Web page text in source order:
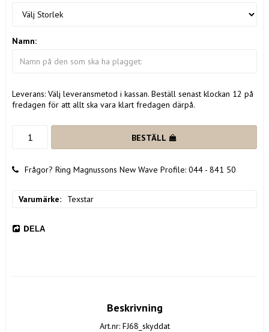
Namn:
Leverans: Välj leveransmetod i kassan. Beställ senast klockan 12 på
fredagen för att allt ska vara klart fredagen därpå.
BESTÄLL
Frågor? Ring Magnussons New Wave Profile: 044 - 841 50
Varumärke Texstar
DELA
Beskrivning
Art.nr: FJ68_skyddat